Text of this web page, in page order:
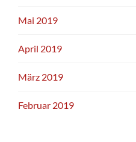
Mai 2019
April 2019
März 2019
Februar 2019